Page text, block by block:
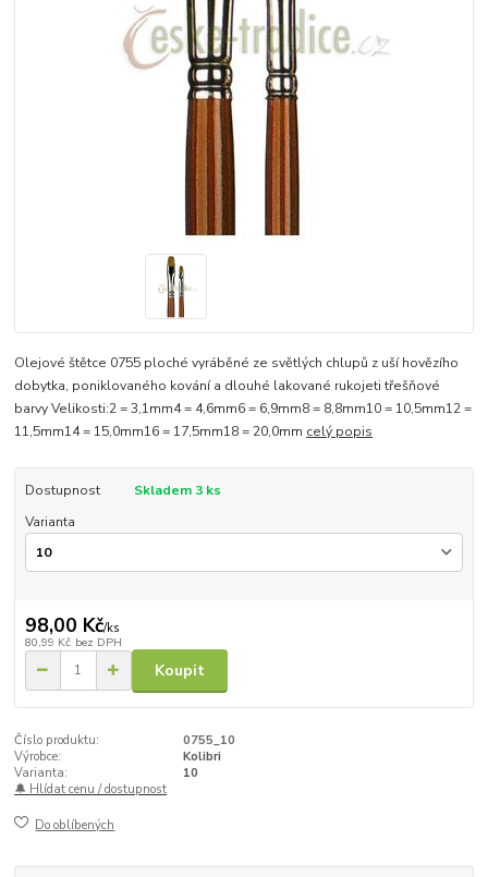
Olejové štětce 0755 ploché vyráběné ze světlých chlupů z uší hovězího
dobytka, poniklovaného kování a dlouhé lakované rukojeti třešňové
barvy Velikosti:2 = 3,1mm4 = 4,6mm6 = 6,9mm8 = 8,8mm10 = 10,5mm12 =
11,5mm14 = 15,0mm16 = 17,5mm18 = 20,0mm celý popis
Dostupnost
Skladem 3 ks
Varianta
98,00 Kč/ks
80,99 Kč bez DPH
Koupit
Číslo produktu:
0755_10
Výrobce:
Kolibri
Varianta:
10
🔔 Hlídat cenu / dostupnost
Do oblíbených